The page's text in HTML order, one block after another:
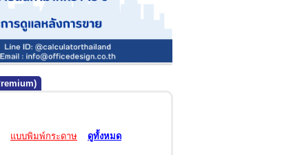
แบบพิมพ์กระดาษ ดูทั้งหมด